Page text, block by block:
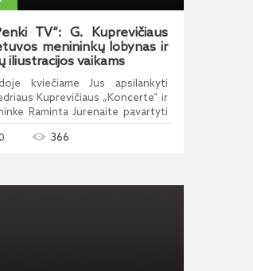
TV“: G. Kuprevičiaus
menininkų lobynas ir
iliustracijos vaikams
kviečiame Jus apsilankyti
Kuprevičiaus „Koncerte“ ir
Raminta Jurėnaite pavartyti
366